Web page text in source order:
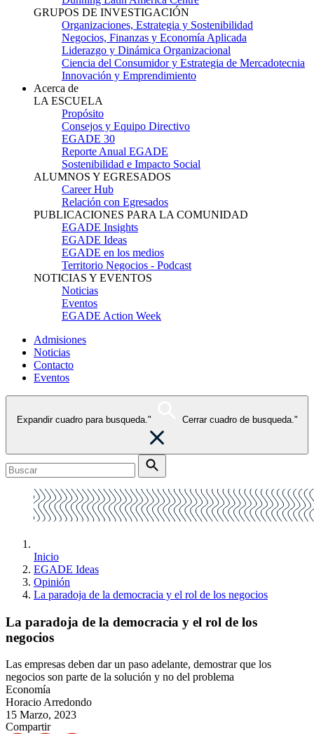
GRUPOS DE INVESTIGACIÓN
Organizaciones, Estrategia y Sostenibilidad
Negocios, Finanzas y Economía Aplicada
Liderazgo y Dinámica Organizacional
Ciencia del Consumidor y Estrategia de Mercadotecnia
Innovación y Emprendimiento
Acerca de
LA ESCUELA
Propósito
Consejos y Equipo Directivo
EGADE 30
Reporte Anual EGADE
Sostenibilidad e Impacto Social
ALUMNOS Y EGRESADOS
Career Hub
Relación con Egresados
PUBLICACIONES PARA LA COMUNIDAD
EGADE Insights
EGADE Ideas
EGADE en los medios
Territorio Negocios - Podcast
NOTICIAS Y EVENTOS
Noticias
Eventos
EGADE Action Week
Admisiones
Noticias
Contacto
Eventos
Expandir cuadro para busqueda." Cerrar cuadro de busqueda."
Inicio
EGADE Ideas
Opinión
La paradoja de la democracia y el rol de los negocios
La paradoja de la democracia y el rol de los
negocios
Las empresas deben dar un paso adelante, demostrar que los
negocios son parte de la solución y no del problema
Economía
Horacio Arredondo
15 Marzo, 2023
Compartir